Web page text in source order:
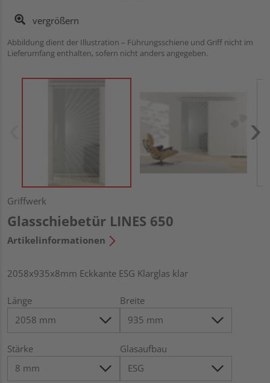
vergrößern
Abbildung dient der Illustration – Führungsschiene und Griff nicht im
Lieferumfang enthalten, sofern nicht anders angegeben.
Griffwerk
Glasschiebetür LINES 650
Artikelinformationen
2058x935x8mm Eckkante ESG Klarglas klar
Länge Breite
Stärke Glasaufbau